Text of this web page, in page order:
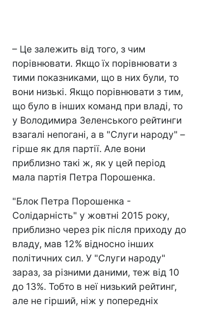
– Це залежить від того, з чим
порівнювати. Якщо їх порівнювати з
тими показниками, що в них були, то
вони низькі. Якщо порівнювати з тим,
що було в інших команд при владі, то
у Володимира Зеленського рейтинги
взагалі непогані, а в "Слуги народу" –
гірше як для партії. Але вони
приблизно такі ж, як у цей період
мала партія Петра Порошенка.
"Блок Петра Порошенка -
Солідарність" у жовтні 2015 року,
приблизно через рік після приходу до
владу, мав 12% відносно інших
політичних сил. У "Слуги народу"
зараз, за різними даними, теж від 10
до 13%. Тобто в неї низький рейтинг,
але не гірший, ніж у попередніх